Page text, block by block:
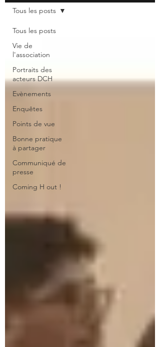
Tous les posts
Vie de
l'association
Portraits des
acteurs DCH
Evènements
Enquêtes
Points de vue
Bonne pratique
à partager
Communiqué de
presse
Coming H out !
Tous les posts